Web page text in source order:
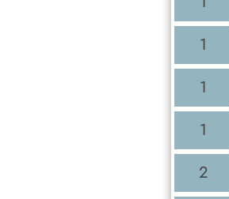
1
1
1
2